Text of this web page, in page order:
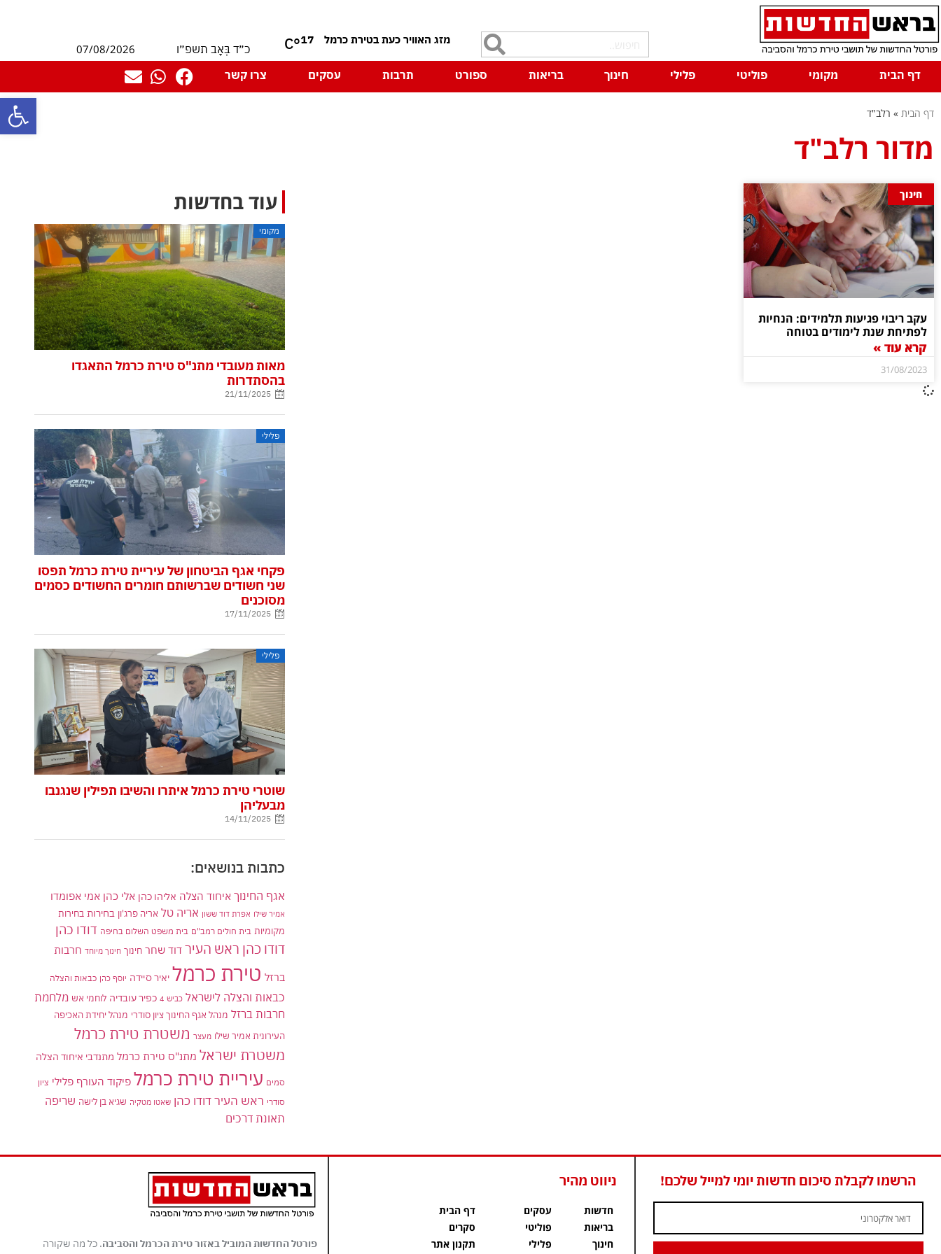
פתח
17
°C כ״ד בְּאָב תשפ״ו
07/08/2026
דף הבית
מקומי פוליטי פלילי חינוך בריאות ספורט תרבות עסקים צרו קשר
דף הבית » רלב"ד
מדור רלב"ד
חינוך
עקב ריבוי פגיעות תלמידים: הנחיות
לפתיחת שנת לימודים בטוחה
קרא עוד »
31/08/2023
עוד בחדשות
מקומי
מאות מעובדי מתנ"ס טירת כרמל התאגדו
בהסתדרות
21/11/2025
פלילי
פקחי אגף הביטחון של עיריית טירת כרמל תפסו
שני חשודים שברשותם חומרים החשודים כסמים
מסוכנים
17/11/2025
פלילי
שוטרי טירת כרמל איתרו והשיבו תפילין שנגנבו
מבעליהן
14/11/2025
כתבות בנושאים:
אגף החינוך איחוד הצלה אליהו כהן אלי כהן אמי אפומדו
אמיר שילו אפרת דוד ששון אריה טל אריה פרג'ון בחירות בחירות
מקומיות בית חולים רמב"ם בית משפט השלום בחיפה דודו כהן
דודו כהן ראש העיר דוד שחר חינוך חינוך מיוחד חרבות
ברזל טירת כרמל יאיר סיידה יוסף כהן כבאות והצלה
כבאות והצלה לישראל כביש 4 כפיר עובדיה לוחמי אש מלחמת
חרבות ברזל מנהל אגף החינוך ציון סודרי מנהל יחידת האכיפה
העירונית אמיר שילו מעצר משטרת טירת כרמל
משטרת ישראל מתנ"ס טירת כרמל מתנדבי איחוד הצלה
סמים עיריית טירת כרמל פיקוד העורף פלילי ציון
סודרי ראש העיר דודו כהן שאטו מטקיה שגיא בן לישה שריפה
תאונת דרכים
הרשמו לקבלת סיכום חדשות יומי למייל שלכם! ניווט מהיר
חדשות
בריאות
חינוך
עסקים
פוליטי
פלילי
דף הבית
סקרים
תקנון אתר
פורטל החדשות המוביל באזור טירת הכרמל והסביבה. כל מה שקורה